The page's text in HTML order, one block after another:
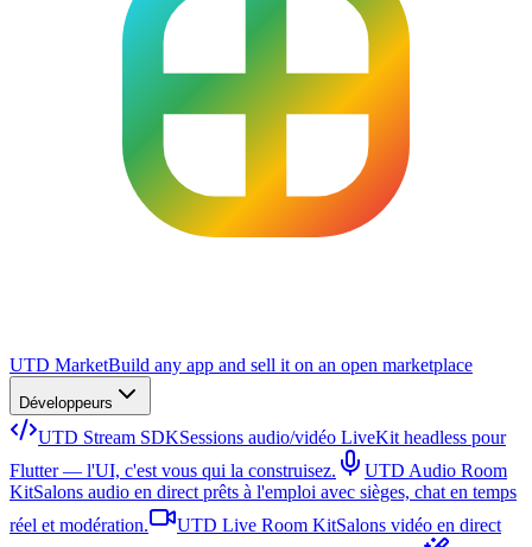
UTD MarketBuild any app and sell it on an open marketplace
Développeurs
UTD Stream SDKSessions audio/vidéo LiveKit headless pour
Flutter — l'UI, c'est vous qui la construisez.
UTD Audio Room
KitSalons audio en direct prêts à l'emploi avec sièges, chat en temps
réel et modération.
UTD Live Room KitSalons vidéo en direct